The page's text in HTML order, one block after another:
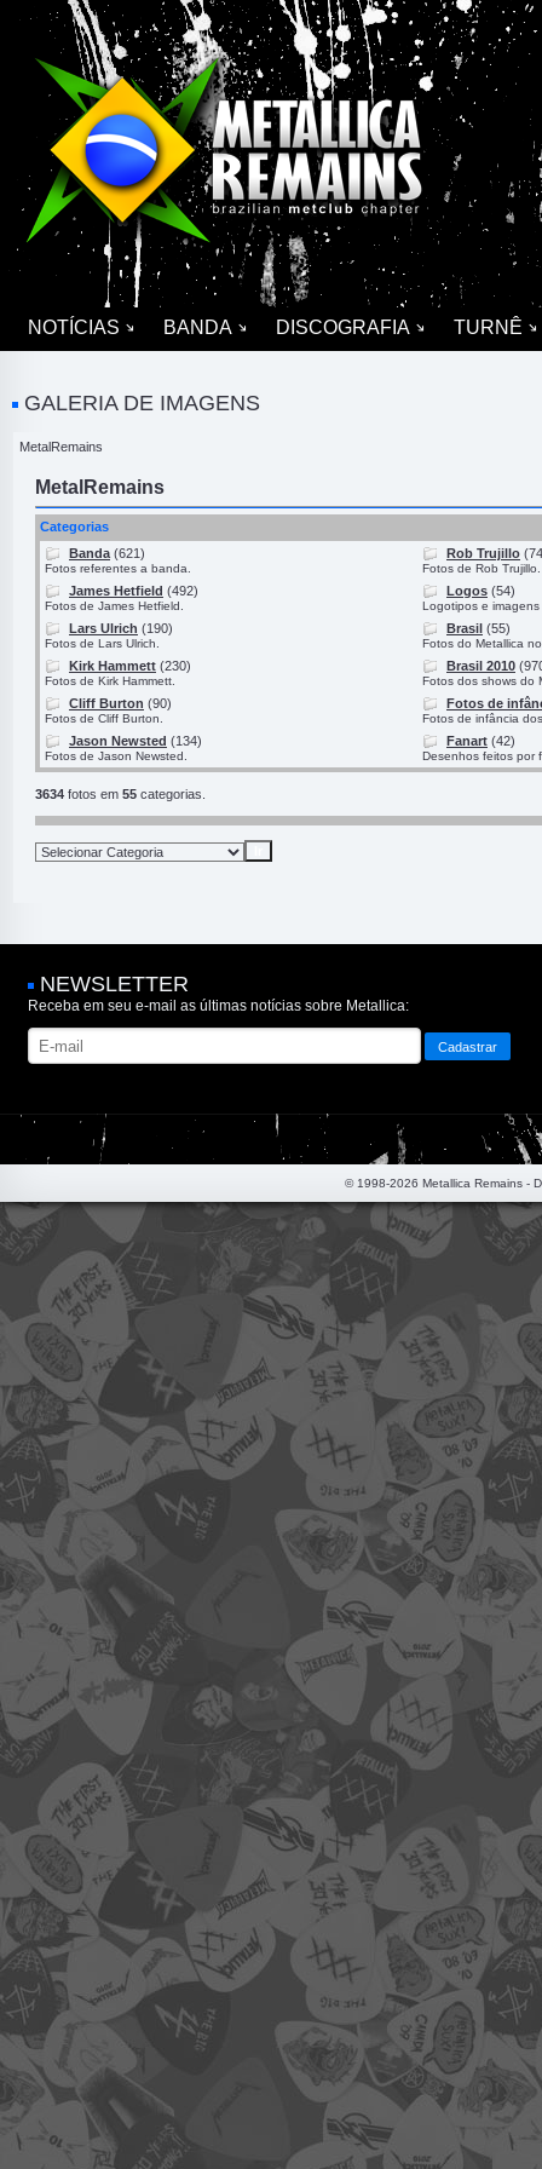
NOTÍCIAS BANDA DISCOGRAFIA TURNÊ
GALERIA DE IMAGENS
MetalRemains
MetalRemains
Categorias
Banda (621)
Fotos referentes a banda.
James Hetfield (492)
Fotos de James Hetfield.
Lars Ulrich (190)
Fotos de Lars Ulrich.
Kirk Hammett (230)
Fotos de Kirk Hammett.
Cliff Burton (90)
Fotos de Cliff Burton.
Jason Newsted (134)
Fotos de Jason Newsted.
Rob Trujillo
Fotos de Rob Trujillo.
Logos (54)
Logotipos e
Brasil (55)
Fotos do Metallica
Brasil 2010
Fotos dos shows do
Fotos de
Fotos de infância
Fanart (42)
Desenhos feitos por
3634 fotos em 55 categorias.
NEWSLETTER
Receba em seu e-mail as últimas notícias sobre Metallica:
© 1998-2026 Metallica Remains -